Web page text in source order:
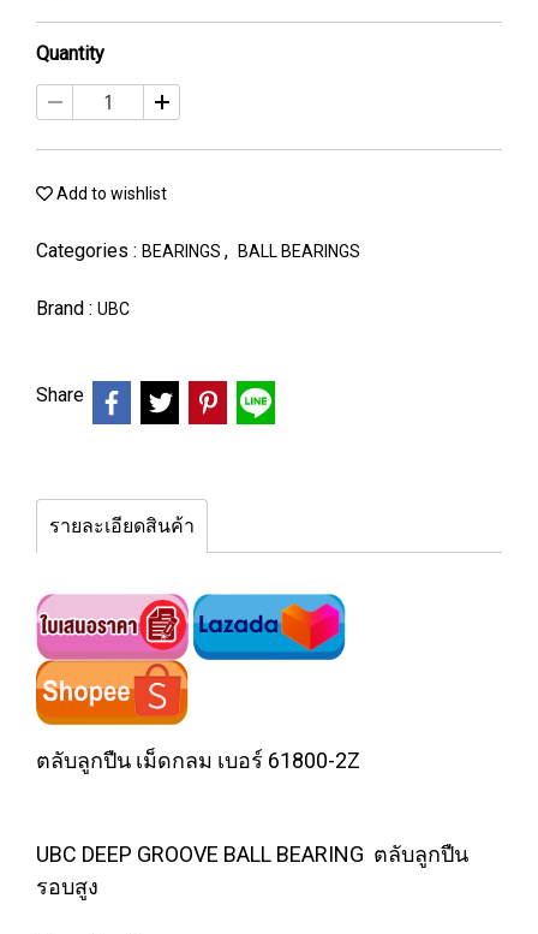
Quantity
Add to wishlist
Categories : BEARINGS , BALL BEARINGS
Brand : UBC
Share
รายละเอียดสินค้า
ตลับลูกปืน เม็ดกลม เบอร์ 61800-2Z
UBC DEEP GROOVE BALL BEARING ตลับลูกปืน
รอบสูง